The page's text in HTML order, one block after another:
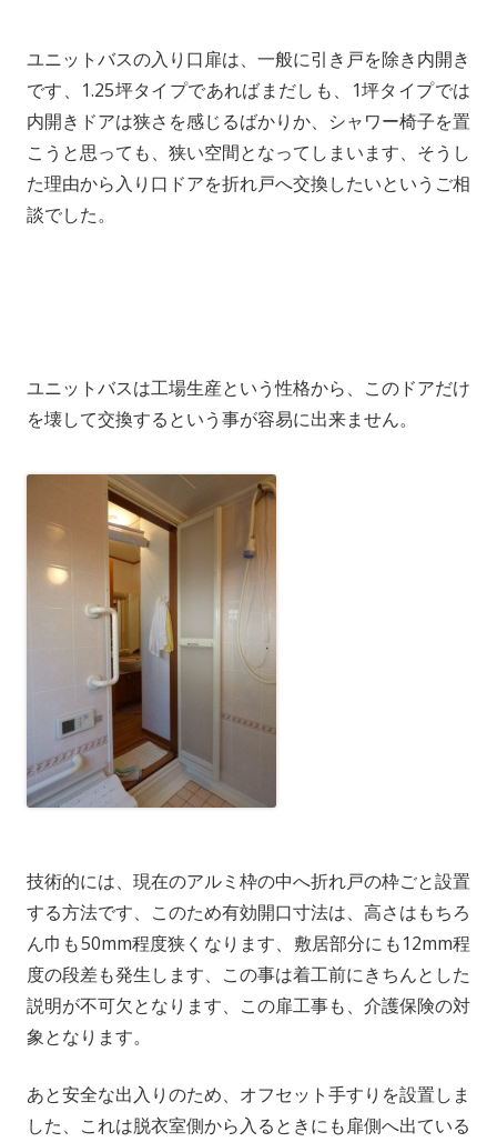
ユニットバスの入り口扉は、一般に引き戸を除き内開き
です、1.25坪タイプであればまだしも、1坪タイプでは
内開きドアは狭さを感じるばかりか、シャワー椅子を置
こうと思っても、狭い空間となってしまいます、そうし
た理由から入り口ドアを折れ戸へ交換したいというご相
談でした。
ユニットバスは工場生産という性格から、このドアだけ
を壊して交換するという事が容易に出来ません。
技術的には、現在のアルミ枠の中へ折れ戸の枠ごと設置
する方法です、このため有効開口寸法は、高さはもちろ
ん巾も50mm程度狭くなります、敷居部分にも12mm程
度の段差も発生します、この事は着工前にきちんとした
説明が不可欠となります、 この扉工事も、介護保険の対
象となります。
あと安全な出入りのため、オフセット手すりを設置しま
した、これは脱衣室側から入るときにも扉側へ出ている